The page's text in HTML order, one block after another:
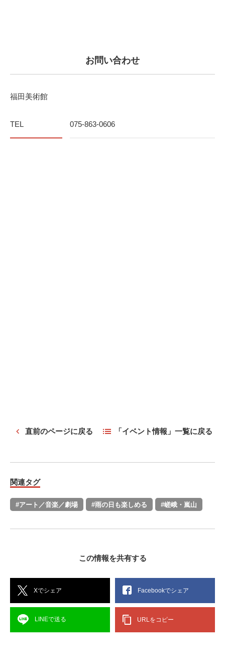
お問い合わせ
福田美術館
TEL 075-863-0606
直前のページに戻る 「イベント情報」一覧に戻る
関連タグ
#アート／音楽／劇場 #雨の日も楽しめる #嵯峨・嵐山
この情報を共有する
Xでシェア Facebookでシェア
LINEで送る URLをコピー